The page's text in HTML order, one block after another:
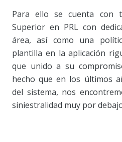
Para ello se cuenta con
Superior en PRL con
área, así como una
plantilla en la aplicación
que unido a su
hecho que en los últimos
del sistema, nos
siniestralidad muy por